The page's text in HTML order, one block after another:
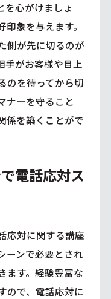
を心がけましょ
象を与えます。
側が先に切るのが
手がお客様や目上
のを待ってから切
ナーを守ること
係を築くことがで
電話応対ス
応対に関する講座
ーンで必要とされ
ます。経験豊富な
ので、電話応対に